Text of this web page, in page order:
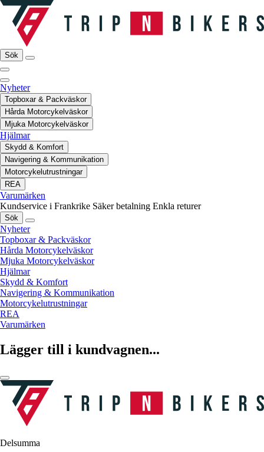
Sök
Nyheter
Topboxar & Packväskor
Hårda Motorcykelväskor
Mjuka Motorcykelväskor
Hjälmar
Skydd & Komfort
Navigering & Kommunikation
Motorcykelutrustningar
REA
Varumärken
Kundservice i Frankrike Säker betalning Enkla returer
Sök
Nyheter
Topboxar & Packväskor
Hårda Motorcykelväskor
Mjuka Motorcykelväskor
Hjälmar
Skydd & Komfort
Navigering & Kommunikation
Motorcykelutrustningar
REA
Varumärken
Lägger till i kundvagnen...
Delsumma